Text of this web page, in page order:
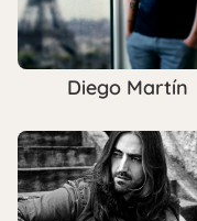
Diego Martín